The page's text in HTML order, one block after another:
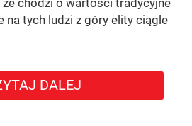
na tych ludzi z góry elity ciągle
DALEJ